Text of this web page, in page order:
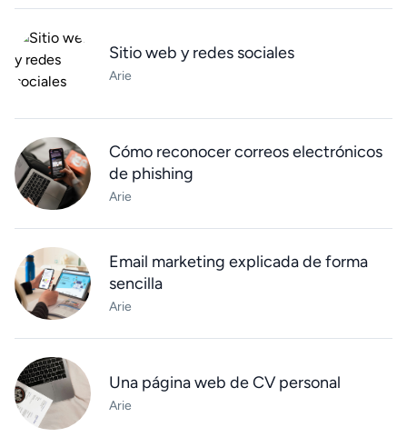
Sitio web y redes sociales
Arie
Cómo reconocer correos electrónicos
de phishing
Arie
Email marketing explicada de forma
sencilla
Arie
Una página web de CV personal
Arie